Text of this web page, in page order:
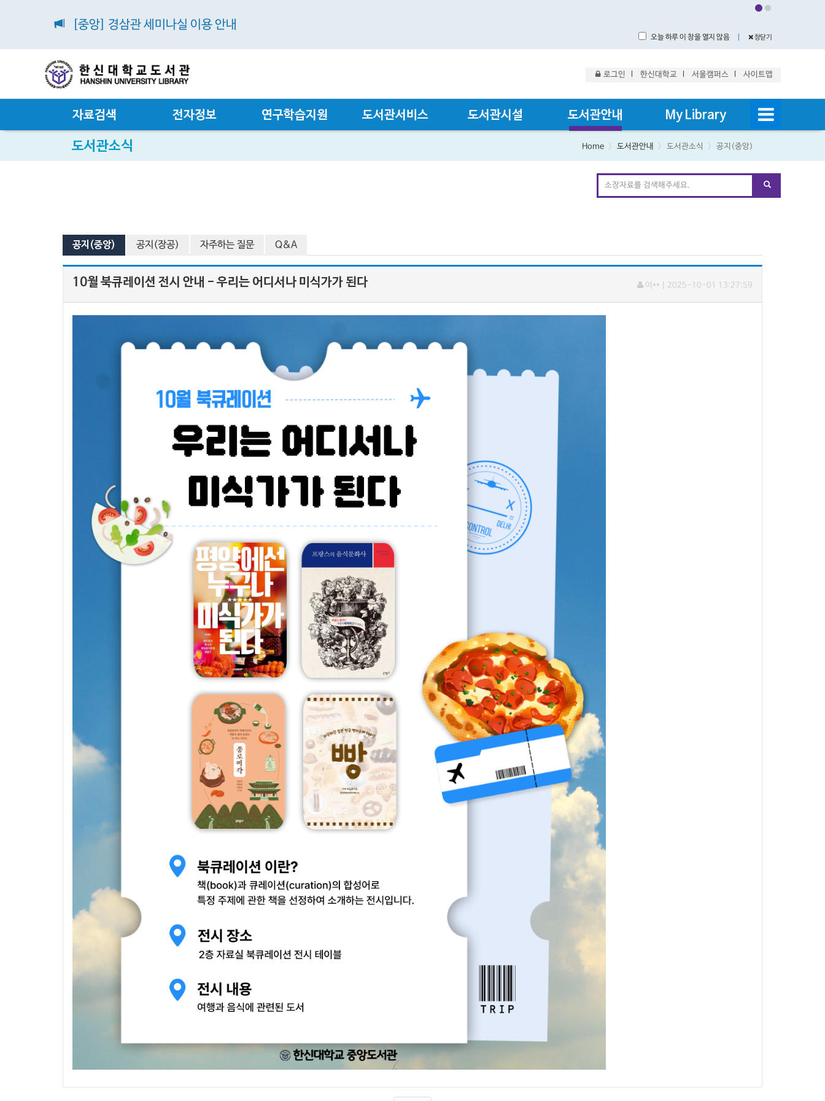
[중앙] 경삼관 세미나실 이용 안내
오늘 하루 이 창을 열지 않음 창닫기
로그인 한신대학교 서울캠퍼스 사이트맵
자료검색 전자정보 연구학습지원 도서관서비스 도서관시설 도서관안내 My Library
도서관소식 Home 도서관안내 도서관소식 공지(중앙)
공지(중앙) 공지(장공) 자주하는 질문 Q&A
10월 북큐레이션 전시 안내 - 우리는 어디서나 미식가가 된다 이** 2025-10-01 13:27:59